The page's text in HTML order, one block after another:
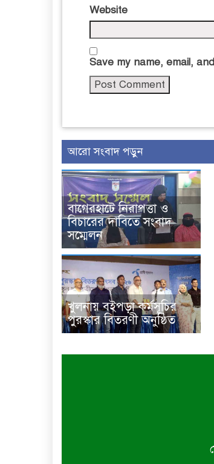
Website
Save my name, email,
আরো সংবাদ পড়ুন
বাগেরহাটে নিরাপত্তা ও
বিচারের দাবিতে সংবাদ
সম্মেলন
খুলনায় বইপড়া কর্মসূচির
পুরস্কার বিতরণী অনুষ্ঠিত